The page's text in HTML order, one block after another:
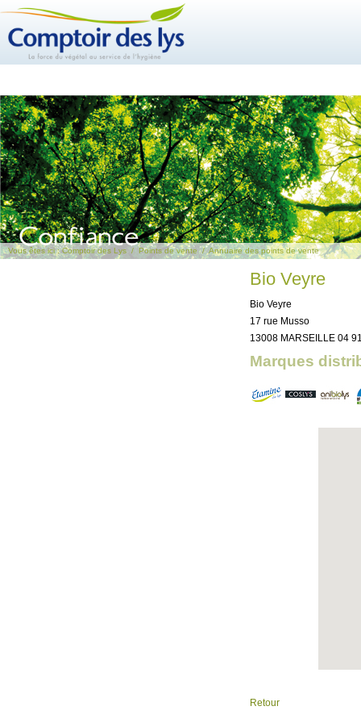
Vous êtes ici : Comptoir des Lys /Points de vente /Annuaire des points de vente
Bio Veyre
Bio Veyre
17 rue Musso
13008 MARSEILLE 04
Marques
Retour